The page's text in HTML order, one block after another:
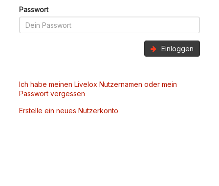
Passwort
Einloggen
Ich habe meinen Livelox Nutzernamen oder mein
Passwort vergessen
Erstelle ein neues Nutzerkonto